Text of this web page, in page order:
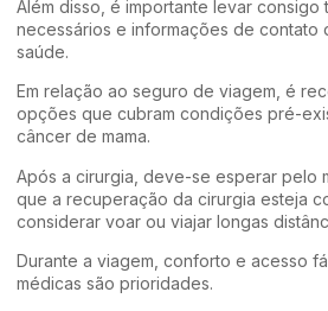
Além disso, é importante levar consigo
necessários e informações de contato
saúde.
Em relação ao seguro de viagem, é
opções que cubram condições pré-
câncer de mama.
Após a cirurgia, deve-se esperar pelo
que a recuperação da cirurgia esteja
considerar voar ou viajar longas
Durante a viagem, conforto e acesso
médicas são prioridades.